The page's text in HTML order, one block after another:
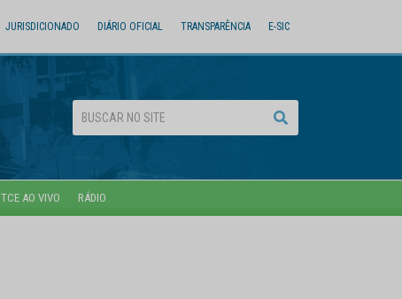
JURISDICIONADO DIÁRIO OFICIAL TRANSPARÊNCIA E-SIC
TCE AO VIVO RÁDIO